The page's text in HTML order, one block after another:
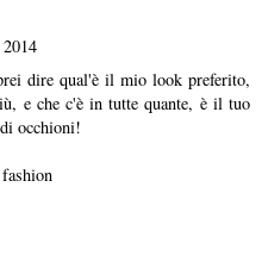
dire qual'è il mio look preferito,
e che c'è in tutte quante, è il tuo
occhioni!